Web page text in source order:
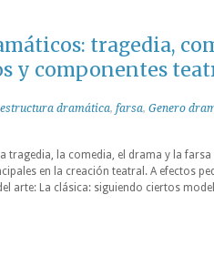
tragedia,
y componentes
estructura dramática, farsa, Genero
tragedia, la comedia, el drama y la
en la creación teatral. A efectos
arte: La clásica: siguiendo ciertos